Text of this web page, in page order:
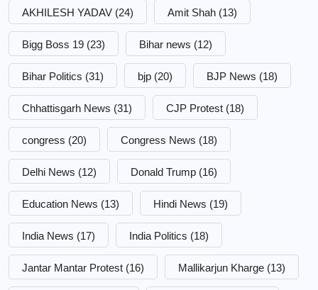
AKHILESH YADAV (24) Amit Shah (13)
Bigg Boss 19 (23) Bihar news (12)
Bihar Politics (31) bjp (20) BJP News (18)
Chhattisgarh News (31) CJP Protest (18)
congress (20) Congress News (18)
Delhi News (12) Donald Trump (16)
Education News (13) Hindi News (19)
India News (17) India Politics (18)
Jantar Mantar Protest (16) Mallikarjun Kharge (13)